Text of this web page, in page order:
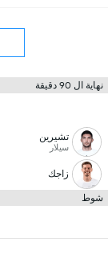
نهاية ال 90 دقيقة
تشيرين
سيلار
زاجك
شوط